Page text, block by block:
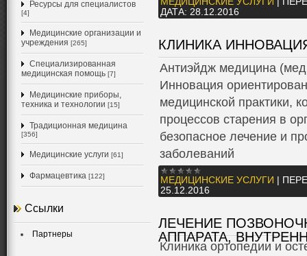
Ресурсы для специалистов
[4]
Медицинские организации и
учреждения [265]
Специализированная
медицинская помощь [7]
Медицинские приборы,
техника и технологии [15]
Традиционная медицина
[356]
Медицинские услуги [61]
Фармацевтика [122]
Ссылки
Партнеры
ДАТА: 28.12.2016
КЛИНИКА
Антиэйдж медицина
Инновация
медицинской практики,
процессов старения в
безопасное лечение и
заболеваний
МЕДИЦИНСКИЕ УСЛУГИ
25.12.2016
ЛЕЧЕНИЕ
АППАРАТА,
Клиника ортопедии и